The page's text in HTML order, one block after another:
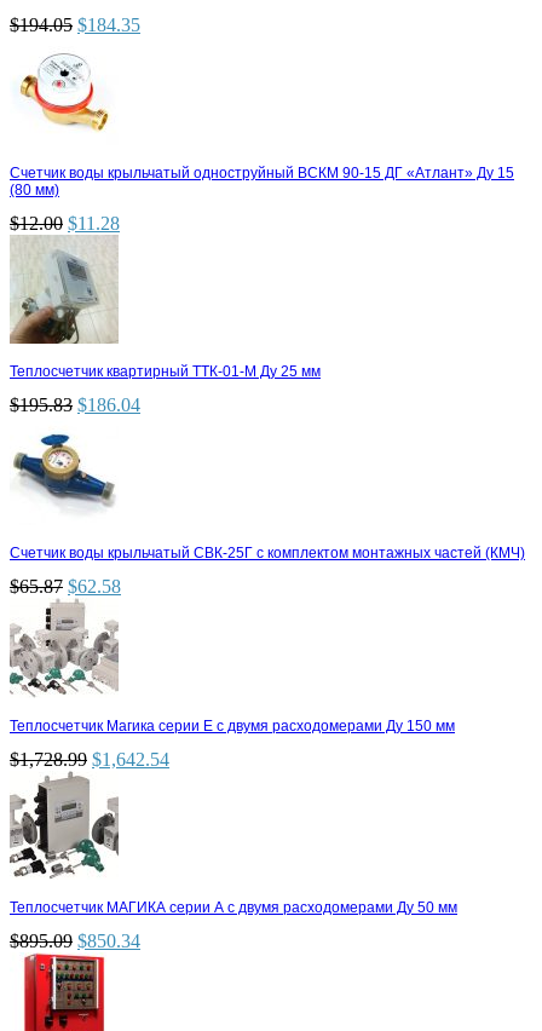
$194.05 $184.35
Счетчик воды крыльчатый одноструйный ВСКМ 90-15 ДГ «Атлант» Ду 15
(80 мм)
$12.00 $11.28
Теплосчетчик квартирный ТТК-01-М Ду 25 мм
$195.83 $186.04
Счетчик воды крыльчатый СВК-25Г с комплектом монтажных частей (КМЧ)
$65.87 $62.58
Теплосчетчик Магика серии Е с двумя расходомерами Ду 150 мм
$1,728.99 $1,642.54
Теплосчетчик МАГИКА серии А с двумя расходомерами Ду 50 мм
$895.09 $850.34